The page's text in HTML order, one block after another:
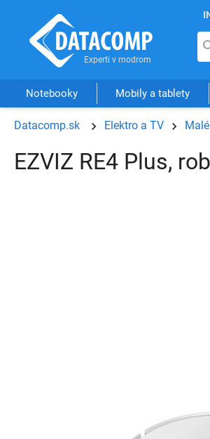
Notebooky Mobily a tablety
Datacomp.sk Elektro a TV
EZVIZ RE4 Plus,